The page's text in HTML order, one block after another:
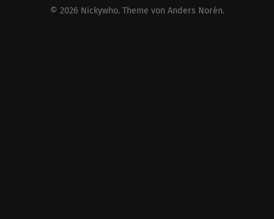
© 2026 Nickywho. Theme von Anders Norén.